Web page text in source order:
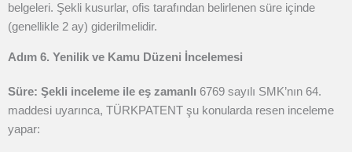
belgeleri. Şekli kusurlar, ofis tarafından belirlenen süre içinde
(genellikle 2 ay) giderilmelidir.
Adım 6. Yenilik ve Kamu Düzeni İncelemesi
Süre: Şekli inceleme ile eş zamanlı 6769 sayılı SMK’nın 64.
maddesi uyarınca, TÜRKPATENT şu konularda resen inceleme
yapar: